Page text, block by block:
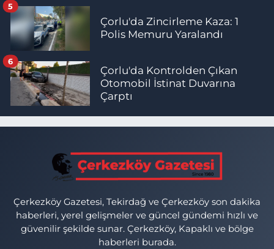
Çorlu'da Zincirleme Kaza: 1
Polis Memuru Yaralandı
5
Çorlu'da Kontrolden Çıkan
Otomobil İstinat Duvarına
Çarptı
6
Çerkezköy Gazetesi, Tekirdağ ve Çerkezköy son dakika
haberleri, yerel gelişmeler ve güncel gündemi hızlı ve
güvenilir şekilde sunar. Çerkezköy, Kapaklı ve bölge
haberleri burada.